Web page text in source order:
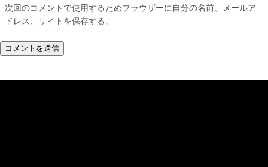
次回のコメントで使用するためブラウザーに自分の名前、メールア
ドレス、サイトを保存する。